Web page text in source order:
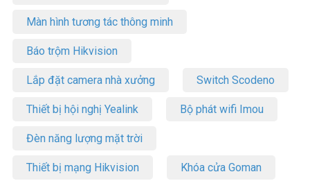
Màn hình tương tác thông minh
Báo trộm Hikvision
Lắp đặt camera nhà xưởng Switch Scodeno
Thiết bị hội nghị Yealink Bộ phát wifi Imou
Đèn năng lượng mặt trời
Thiết bị mạng Hikvision Khóa cửa Goman